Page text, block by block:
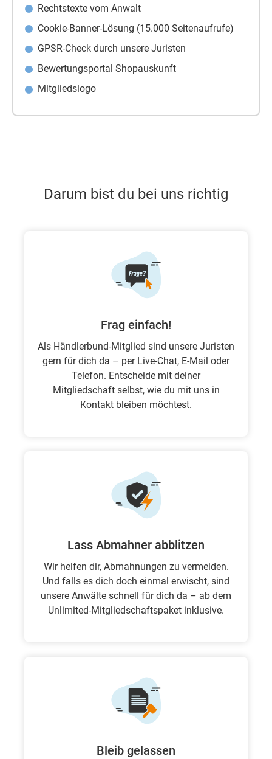
Rechtstexte vom Anwalt
Cookie-Banner-Lösung (15.000 Seitenaufrufe)
GPSR-Check durch unsere Juristen
Bewertungsportal Shopauskunft
Mitgliedslogo
Darum bist du bei uns richtig
Frag einfach!
Als Händlerbund-Mitglied sind unsere Juristen
gern für dich da – per Live-Chat, E-Mail oder
Telefon. Entscheide mit deiner
Mitgliedschaft selbst, wie du mit uns in
Kontakt bleiben möchtest.
Lass Abmahner abblitzen
Wir helfen dir, Abmahnungen zu vermeiden.
Und falls es dich doch einmal erwischt, sind
unsere Anwälte schnell für dich da – ab dem
Unlimited-Mitgliedschaftspaket inklusive.
Bleib gelassen